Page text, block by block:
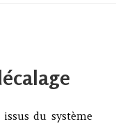
du système